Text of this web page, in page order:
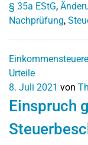
§ 35a EStG,
Nachprüfung,
Urteile
8. Juli 2021 von
Einspruch